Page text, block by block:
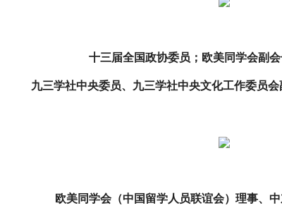
十三届全国政协委员；欧美同学会副
九三学社中央委员、九三学社中央文化工作委员
欧美同学会（中国留学人员联谊会）理事、